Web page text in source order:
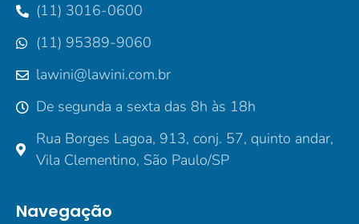
(11) 3016-0600
(11) 95389-9060
lawini@lawini.com.br
De segunda a sexta das 8h às 18h
Rua Borges Lagoa, 913, conj. 57, quinto andar,
Vila Clementino, São Paulo/SP
Navegação